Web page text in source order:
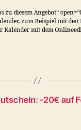
zu diesem Angebot“
zum Beispiel mit
Kalender mit dem
-20€ auf